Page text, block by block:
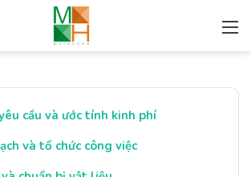
cầu và ước tính kinh phí
và tổ chức công việc